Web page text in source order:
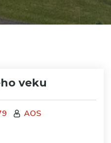
veku
AOS